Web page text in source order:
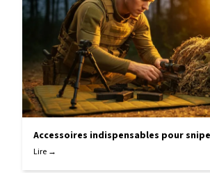
Accessoires indispensables pour
Lire →